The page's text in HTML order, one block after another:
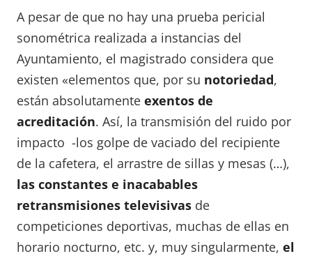
A pesar de que no hay una prueba pericial
sonométrica realizada a instancias del
Ayuntamiento, el magistrado considera que
existen «elementos que, por su notoriedad,
están absolutamente exentos de
acreditación. Así, la transmisión del ruido por
impacto -los golpe de vaciado del recipiente
de la cafetera, el arrastre de sillas y mesas (…),
las constantes e inacabables
retransmisiones televisivas de
competiciones deportivas, muchas de ellas en
horario nocturno, etc. y, muy singularmente, el